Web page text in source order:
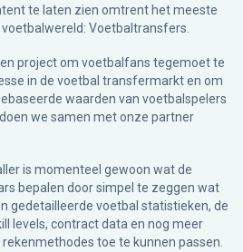
te laten zien omtrent het meeste
Voetbaltransfers.
project om voetbalfans tegemoet te
in de voetbal transfermarkt en om
waarden van voetbalspelers
we samen met onze partner
is momenteel gewoon wat de
bepalen door simpel te zeggen wat
gedetailleerde voetbal statistieken, de
levels, contract data en nog meer
toe te kunnen passen.